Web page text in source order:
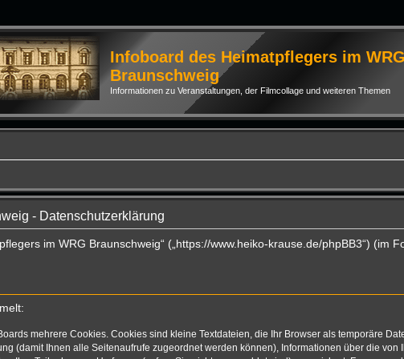
Infoboard des Heimatpflegers im
Braunschweig
Informationen zu Veranstaltungen, der Filmcollage und weiteren Themen
- Datenschutzerklärung
im WRG Braunschweig“ („https://www.heiko-krause.de/phpBB3“) (im
mehrere Cookies. Cookies sind kleine Textdateien, die Ihr Browser als temporäre
(damit Ihnen alle Seitenaufrufe zugeordnet werden können), Informationen über die